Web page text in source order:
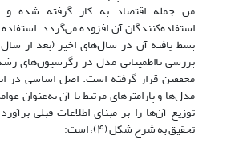
من جمله اقتصاد به کار گرفته شده
استفاده‌کنندگان آن افزوده می‌گردد.
بررسی نااطمینانی مدل در رگرسیون‌های
محققین قرار گرفته است. اصل اساسی در
مدل‌ها و پارامترهای مرتبط با آن به‌عنوان
توزیع آن‌ها را بر مبنای اطلاعات قبلی
تحقیق به شرح شکل (۴)، است: